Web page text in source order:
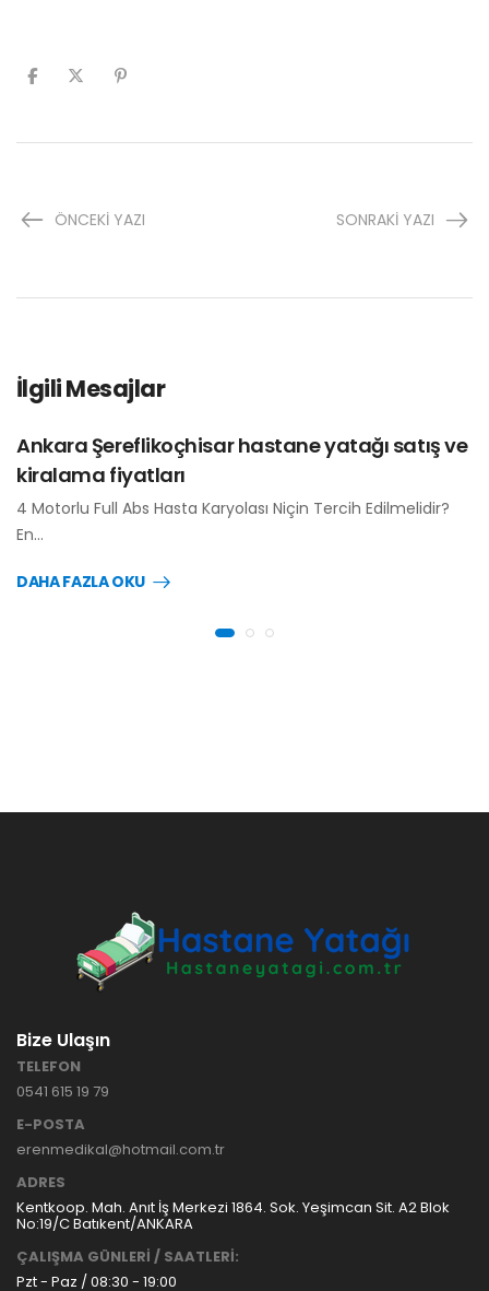
ÖNCEKI YAZI SONRAKI YAZI
İlgili Mesajlar
Ankara Şereflikoçhisar hastane yatağı satış ve
kiralama fiyatları
4 Motorlu Full Abs Hasta Karyolası Niçin Tercih Edilmelidir?
En…
DAHA FAZLA OKU
Bize Ulaşın
TELEFON
0541 615 19 79
E-POSTA
erenmedikal@hotmail.com.tr
ADRES
Kentkoop. Mah. Anıt İş Merkezi 1864. Sok. Yeşimcan Sit. A2 Blok
No:19/C Batıkent/ANKARA
ÇALIŞMA GÜNLERİ / SAATLERİ:
Pzt - Paz / 08:30 - 19:00